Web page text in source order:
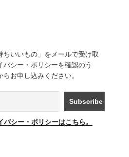
ちいいもの」をメールで受け取
バシー・ポリシーを確認のう
らお申し込みください。
バシー・ポリシーはこちら。